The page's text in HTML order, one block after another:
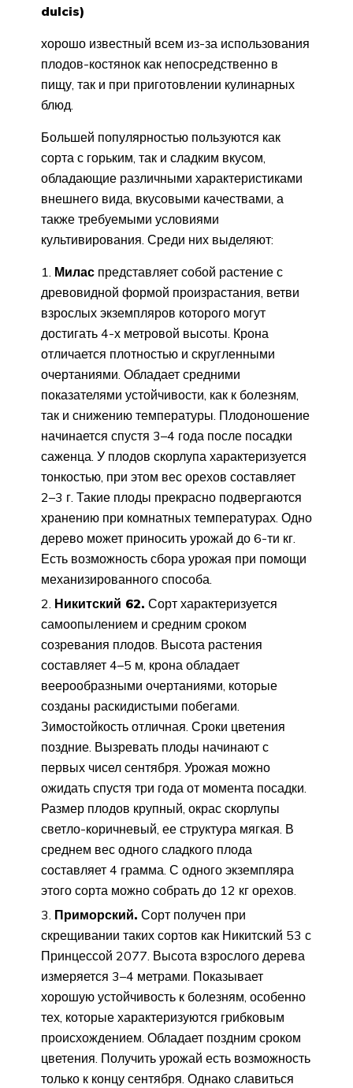
dulcis)
хорошо известный всем из-за использования
плодов-костянок как непосредственно в
пищу, так и при приготовлении кулинарных
блюд.
Большей популярностью пользуются как
сорта с горьким, так и сладким вкусом,
обладающие различными характеристиками
внешнего вида, вкусовыми качествами, а
также требуемыми условиями
культивирования. Среди них выделяют:
Милас представляет собой растение с
древовидной формой произрастания, ветви
взрослых экземпляров которого могут
достигать 4-х метровой высоты. Крона
отличается плотностью и скругленными
очертаниями. Обладает средними
показателями устойчивости, как к болезням,
так и снижению температуры. Плодоношение
начинается спустя 3–4 года после посадки
саженца. У плодов скорлупа характеризуется
тонкостью, при этом вес орехов составляет
2–3 г. Такие плоды прекрасно подвергаются
хранению при комнатных температурах. Одно
дерево может приносить урожай до 6-ти кг.
Есть возможность сбора урожая при помощи
механизированного способа.
Никитский 62. Сорт характеризуется
самоопылением и средним сроком
созревания плодов. Высота растения
составляет 4–5 м, крона обладает
веерообразными очертаниями, которые
созданы раскидистыми побегами.
Зимостойкость отличная. Сроки цветения
поздние. Вызревать плоды начинают с
первых чисел сентября. Урожая можно
ожидать спустя три года от момента посадки.
Размер плодов крупный, окрас скорлупы
светло-коричневый, ее структура мягкая. В
среднем вес одного сладкого плода
составляет 4 грамма. С одного экземпляра
этого сорта можно собрать до 12 кг орехов.
Приморский. Сорт получен при
скрещивании таких сортов как Никитский 53 с
Принцессой 2077. Высота взрослого дерева
измеряется 3–4 метрами. Показывает
хорошую устойчивость к болезням, особенно
тех, которые характеризуются грибковым
происхождением. Обладает поздним сроком
цветения. Получить урожай есть возможность
только к концу сентября. Однако славиться